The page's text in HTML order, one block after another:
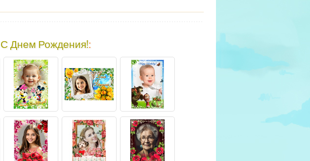
С Днем Рождения!: